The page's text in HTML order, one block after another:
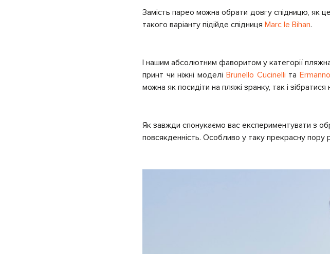
Замість парео можна обрати довгу спідницю, як
такого варіанту підійде спідниця Marc le Bihan.
І нашим абсолютним фаворитом у категорії
принт чи ніжні моделі Brunello Cucinelli та
можна як посидіти на пляжі зранку, так і
Як завжди спонукаємо вас експериментувати з
повсякденність. Особливо у таку прекрасну пору